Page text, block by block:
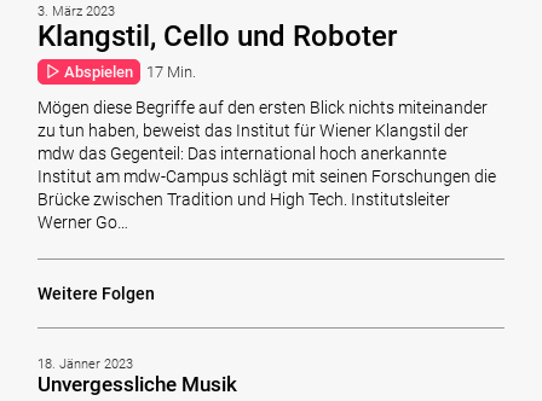
3. März 2023
Klangstil, Cello und Roboter
Abspielen 17 Min.
Mögen diese Begriffe auf den ersten Blick nichts miteinander
zu tun haben, beweist das Institut für Wiener Klangstil der
mdw das Gegenteil: Das international hoch anerkannte
Institut am mdw-Campus schlägt mit seinen Forschungen die
Brücke zwischen Tradition und High Tech. Institutsleiter
Werner Go…
Weitere Folgen
18. Jänner 2023
Unvergessliche Musik